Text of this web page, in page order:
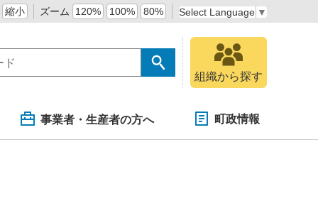
縮小 ズーム 120% 100% 80% Select Language ▼
組織から探す
事業者・生産者の方へ 町政情報